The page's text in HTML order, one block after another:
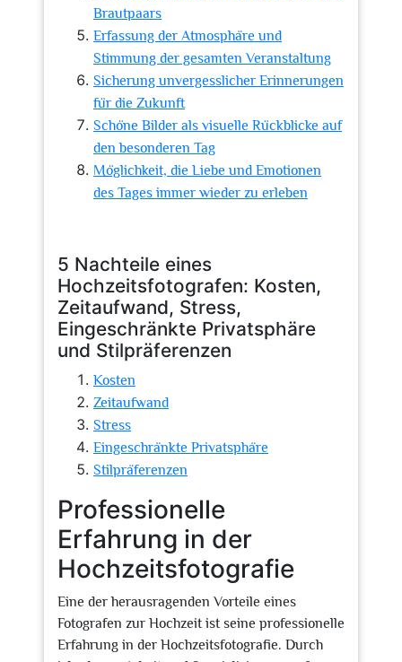
Brautpaars
Erfassung der Atmosphäre und
Stimmung der gesamten Veranstaltung
Sicherung unvergesslicher Erinnerungen
für die Zukunft
Schöne Bilder als visuelle Rückblicke auf
den besonderen Tag
Möglichkeit, die Liebe und Emotionen
des Tages immer wieder zu erleben
5 Nachteile eines
Hochzeitsfotografen: Kosten,
Zeitaufwand, Stress,
Eingeschränkte Privatsphäre
und Stilpräferenzen
Kosten
Zeitaufwand
Stress
Eingeschränkte Privatsphäre
Stilpräferenzen
Professionelle
Erfahrung in der
Hochzeitsfotografie
Eine der herausragenden Vorteile eines
Fotografen zur Hochzeit ist seine professionelle
Erfahrung in der Hochzeitsfotografie. Durch